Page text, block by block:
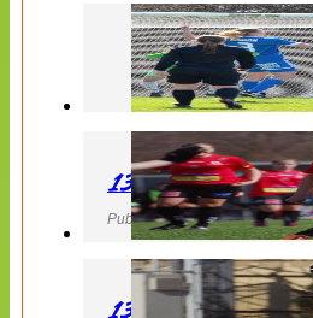
130427 LB 07 –
Publicerad 27 April 2013, 22:40
130427 IF